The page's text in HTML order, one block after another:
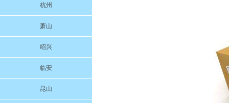
杭州
萧山
绍兴
临安
昆山